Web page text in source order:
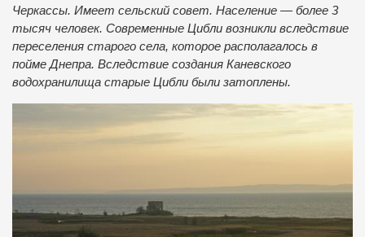
Черкассы. Имеет сельский совет. Население — более 3
тысяч человек. Современные Цибли возникли вследствие
переселения старого села, которое располагалось в
пойме Днепра. Вследствие создания Каневского
водохранилища старые Цибли были затоплены.